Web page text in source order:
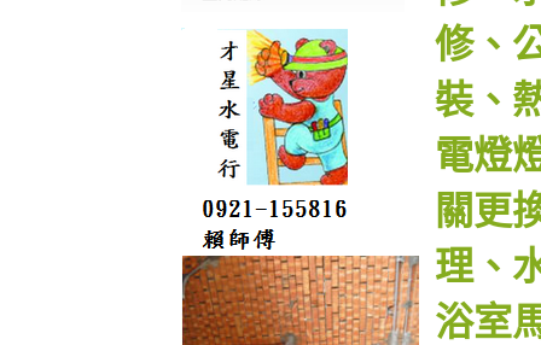
修、
裝、
電燈
關更
理、
浴室